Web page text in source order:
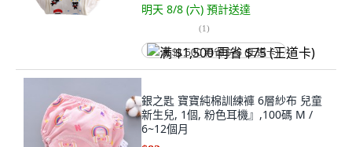
明天 8/8 (六) 預計送達
(1)
满 $1,500 再省 $75 (王道卡)
銀之匙 寶寶純棉訓練褲 6層紗布 兒童
新生兒, 1個, 粉色耳機』,100碼 M /
6~12個月